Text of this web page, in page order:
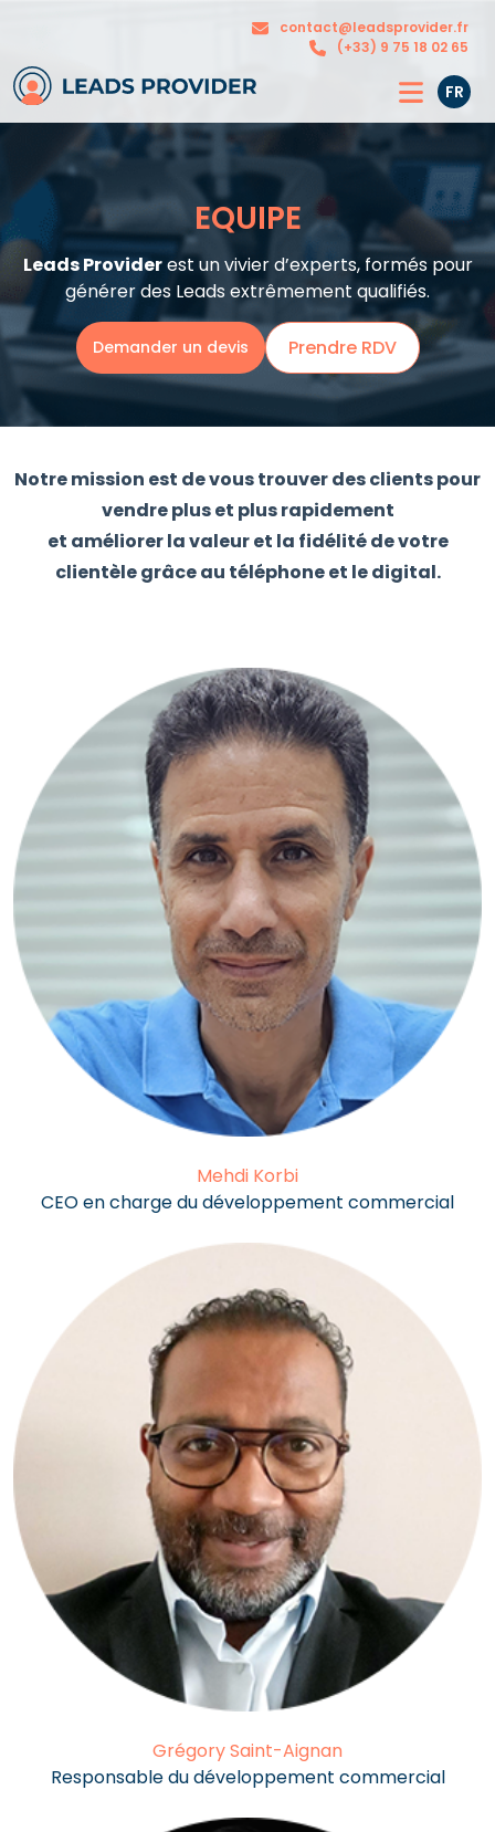
contact@leadsprovider.fr
(+33) 9 75 18 02 65
L’agence
Nos
solutions
FR
EQUIPE
Leads Providerest un vivier d’experts, formés pour
générer des Leads extrêmement qualifiés.
Demander un devis Prendre RDV
Notre mission est de vous trouver des clients pour
vendre plus et plus rapidement
et améliorer la valeur et la fidélité de votre
clientèle grâce au téléphone et le digital.
Mehdi Korbi
CEO en charge du développement commercial
Grégory Saint-Aignan
Responsable du développement commercial